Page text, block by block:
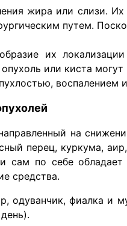
жира или слизи.
путем.
их
или киста
воспалением
на
перец, куркума, аир,
по себе обладает
средства.
одуванчик, фиалка и